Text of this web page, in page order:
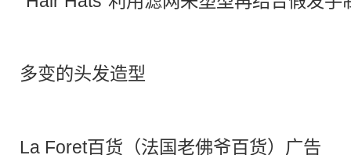
多变的头发造型
La Foret百货（法国老佛爷百货）广告